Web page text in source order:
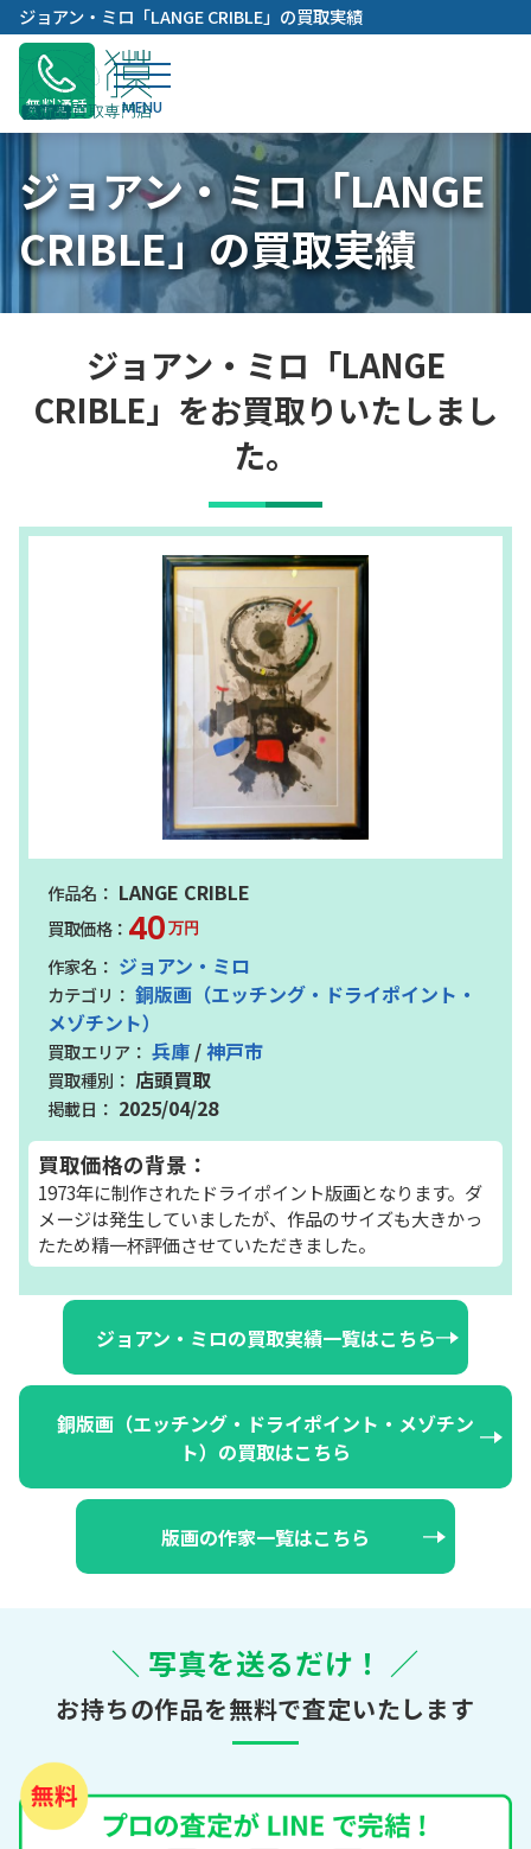
内
容
キ
ッ
プ
ジョアン・ミロ「LANGE CRIBLE」の買取実績
無料通話
ジョアン・ミロ「LANGE
CRIBLE」の買取実績
ジョアン・ミロ「LANGE
CRIBLE」をお買取りいたしまし
た。
LANGE CRIBLE
40万円
ジョアン・ミロ
銅版画（エッチング・ドライポイント・
メゾチント）
兵庫 /神戸市
店頭買取
2025/04/28
買取価格の背景：
1973年に制作されたドライポイント版画となります。ダ
メージは発生していましたが、作品のサイズも大きかっ
たため精一杯評価させていただきました。
ジョアン・ミロの買取実績一覧はこちら
銅版画（エッチング・ドライポイント・メゾチン
ト）の買取はこちら
版画の作家一覧はこちら
＼ 写真を送るだけ！ ／
お持ちの作品を無料で査定いたします